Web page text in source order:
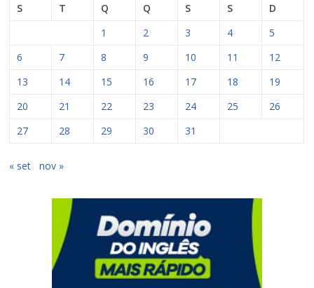
S
T Q Q S S
D
1
2 3 4
5
6
7 8 9 10 11
12
13
14 15 16 17 18
19
20
21 22 23 24 25
26
27
28 29 30 31
« set nov »